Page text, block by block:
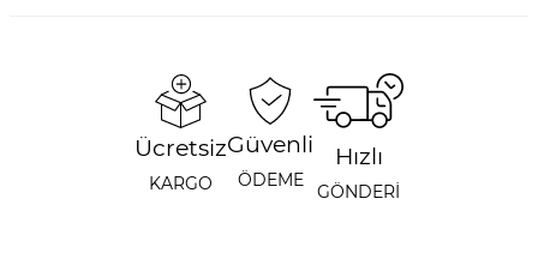
Ücretsiz
KARGO
Güvenli
ÖDEME
Hızlı
GÖNDERİ